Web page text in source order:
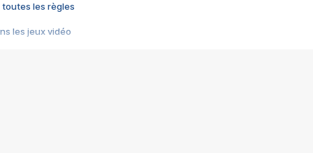
toutes les règles
les jeux vidéo